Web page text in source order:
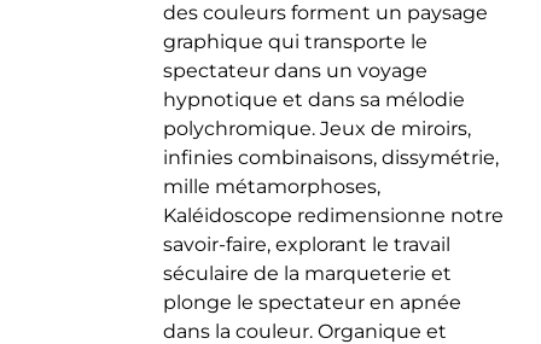
des couleurs forment un paysage
graphique qui transporte le
spectateur dans un voyage
hypnotique et dans sa mélodie
polychromique. Jeux de miroirs,
infinies combinaisons, dissymétrie,
mille métamorphoses,
Kaléidoscope redimensionne notre
savoir-faire, explorant le travail
séculaire de la marqueterie et
plonge le spectateur en apnée
dans la couleur. Organique et